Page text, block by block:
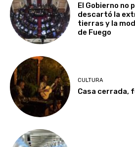
El Gobierno no
descartó la
tierras y la
de Fuego
CULTURA
Casa cerrada,